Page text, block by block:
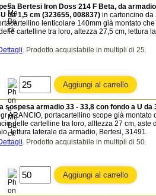
Bertesi Iron Doss 214 F Beta, da
da 1,5 cm (323655, 008837) in cartoncino da
lenticolare 140mm già montato
cartelline tra loro, altezza 27,5 cm, lettura
. Prodotto acquistabile in multipli di 25.
sospesa armadio 33 - 33,8 con fondo a U da
ARANCIO, portacartellino scope già montato
delle cartelline tra loro, alltezza 27 cm, aste
lettura laterale da armadio, Bertesi, 31491.
. Prodotto acquistabile in multipli di 50.